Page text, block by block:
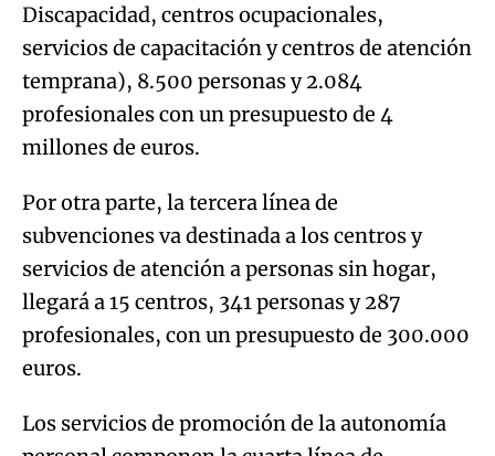
Discapacidad, centros ocupacionales,
servicios de capacitación y centros de atención
temprana), 8.500 personas y 2.084
profesionales con un presupuesto de 4
millones de euros.
Por otra parte, la tercera línea de
subvenciones va destinada a los centros y
servicios de atención a personas sin hogar,
llegará a 15 centros, 341 personas y 287
profesionales, con un presupuesto de 300.000
euros.
Los servicios de promoción de la autonomía